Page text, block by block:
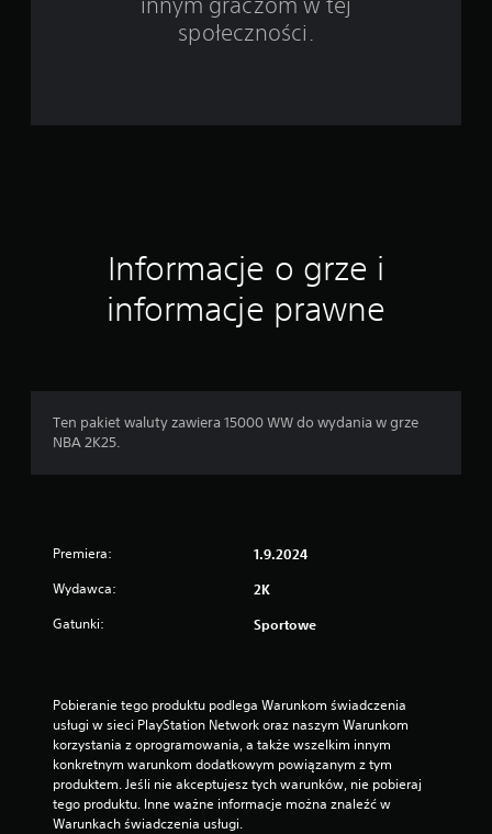
społeczności.
Informacje o grze i
informacje prawne
Ten pakiet waluty zawiera 15000 WW do wydania w grze
NBA 2K25.
Premiera: 1.9.2024
Wydawca: 2K
Gatunki: Sportowe
Pobieranie tego produktu podlega Warunkom świadczenia
usługi w sieci PlayStation Network oraz naszym Warunkom
korzystania z oprogramowania, a także wszelkim innym
konkretnym warunkom dodatkowym powiązanym z tym
produktem. Jeśli nie akceptujesz tych warunków, nie pobieraj
tego produktu. Inne ważne informacje można znaleźć w
Warunkach świadczenia usługi.